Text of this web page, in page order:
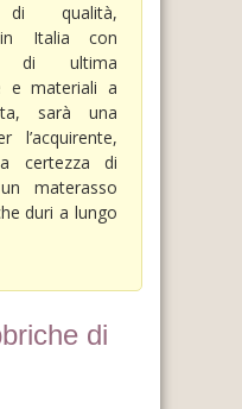
di qualità,
Italia con
di ultima
e materiali a
sarà una
l’acquirente,
certezza di
materasso
duri a lungo
di